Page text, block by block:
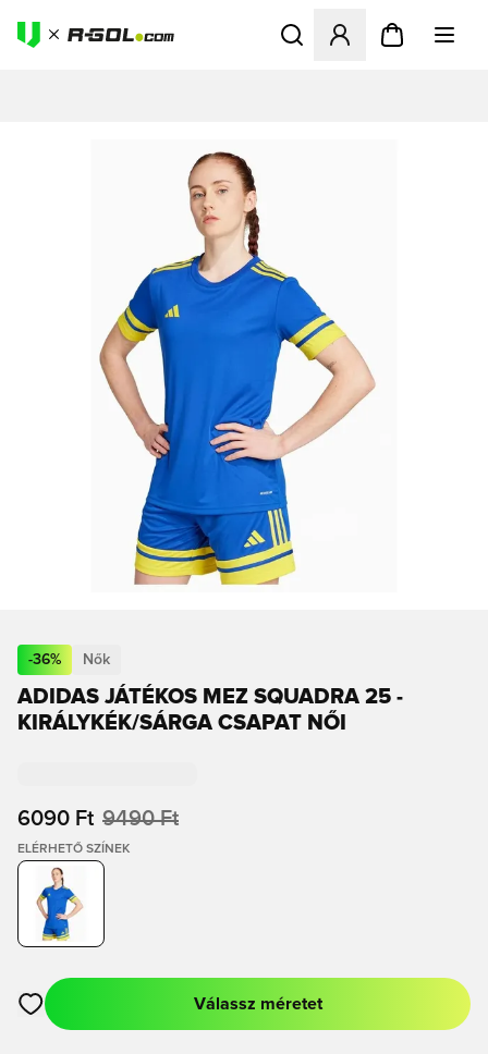
Megnyit egy modált a
-36% Nők
ADIDAS JÁTÉKOS MEZ SQUADRA 25 -
KIRÁLYKÉK/SÁRGA CSAPAT NŐI
6090 Ft 9490 Ft
ELÉRHETŐ SZÍNEK
Megnyit egy modált a bejelentkezéshez vagy a tagként való
Válassz méretet